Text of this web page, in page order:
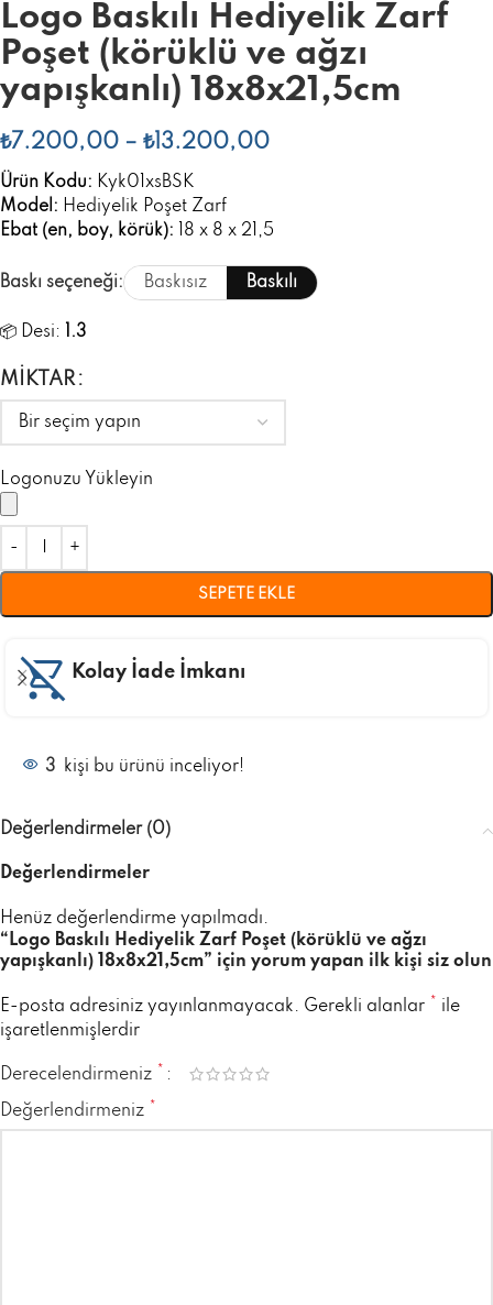
Logo Baskılı Hediyelik Zarf
Poşet (körüklü ve ağzı
yapışkanlı) 18x8x21,5cm
₺7.200,00 – ₺13.200,00
Ürün Kodu: Kyk01xsBSK
Model: Hediyelik Poşet Zarf
Ebat (en, boy, körük): 18 x 8 x 21,5
Baskı seçeneği: Baskısız Baskılı
📦 Desi: 1.3
MIKTAR
Logonuzu Yükleyin
SEPETE EKLE
Kolay İade İmkanı
3 kişi bu ürünü inceliyor!
Değerlendirmeler (0)
Değerlendirmeler
Henüz değerlendirme yapılmadı.
“Logo Baskılı Hediyelik Zarf Poşet (körüklü ve ağzı
yapışkanlı) 18x8x21,5cm” için yorum yapan ilk kişi siz olun
E-posta adresiniz yayınlanmayacak. Gerekli alanlar * ile
işaretlenmişlerdir
Derecelendirmeniz *
Değerlendirmeniz *